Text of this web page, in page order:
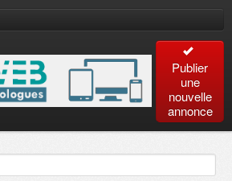
Publier
une
nouvelle
annonce